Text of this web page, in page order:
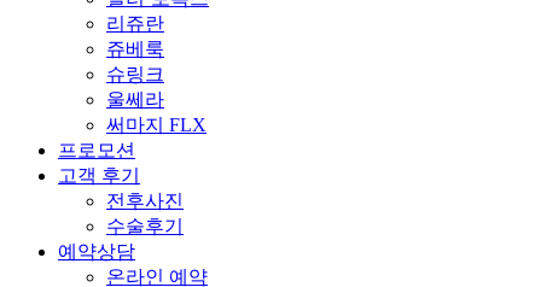
리쥬란
쥬베룩
슈링크
울쎄라
써마지 FLX
프로모션
고객 후기
전후사진
수술후기
예약상담
온라인 예약